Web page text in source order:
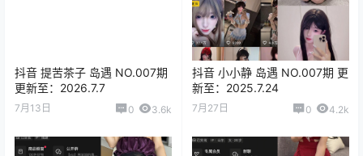
抖音 提苦茶子 岛遇 NO.007期
更新至：2026.7.7
7月13日 0 3.6k
抖音 小小静 岛遇 NO.007期 更
新至：2025.7.24
7月27日 0 4.2k